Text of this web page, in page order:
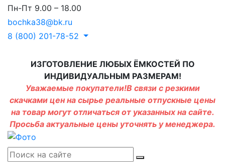
Пн-Пт 9.00 – 18.00
bochka38@bk.ru
8 (800) 201-78-52
ИЗГОТОВЛЕНИЕ ЛЮБЫХ ЁМКОСТЕЙ ПО
ИНДИВИДУАЛЬНЫМ РАЗМЕРАМ!
Уважаемые покупатели!В связи с резкими
скачками цен на сырье реальные отпускные цены
на товар могут отличаться от указанных на сайте.
Просьба актуальные цены уточнять у менеджера.